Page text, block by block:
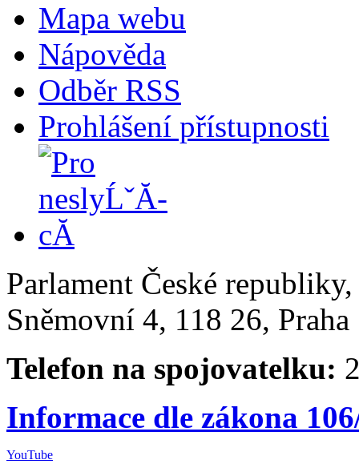
Mapa webu
Nápověda
Odběr RSS
Prohlášení přístupnosti
Parlament České
Sněmovní 4, 118 26,
Telefon na spojovatelku:
Informace dle zákona
YouTube